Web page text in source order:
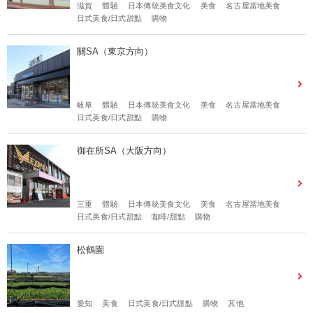
滋賀 體驗 日本傳統美食文化 美食
名古屋當地美食
日式美食/日式甜點
購物
關SA（東京方向）
岐阜 體驗 日本傳統美食文化 美食
名古屋當地美食
日式美食/日式甜點
購物
御在所SA（大阪方向）
三重 體驗 日本傳統美食文化 美食
名古屋當地美食
日式美食/日式甜點
咖啡/甜點 購物
松鶴園
愛知 美食 日式美食/日式甜點 購物 其他